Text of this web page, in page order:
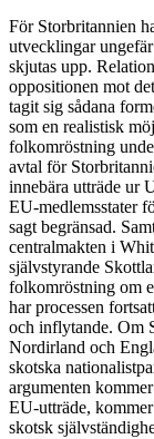
För Storbritannien
utvecklingar
skjutas upp.
oppositionen mot
tagit sig sådana
som en realistisk
folkomröstning
avtal för
innebära utträde ur
EU-medlemsstater
sagt begränsad.
centralmakten i
självstyrande
folkomröstning om
har processen
och inflytande. Om
Nordirland och
skotska
argumenten
EU-utträde,
skotsk